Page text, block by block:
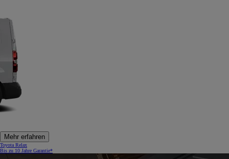
Mehr erfahren
Toyota Relax
Bis zu 10 Jahre Garantie*